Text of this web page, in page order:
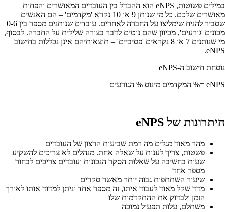
במילים פשוטות, eNPS הוא ההבדל בין העובדים המאושרים והפחות
מאושרים שלכם. כל מי שנותן 9 או 10 נקרא 'מקדמים' – הם האנשים
שסביר להניח שימליצו על החברה לאחרים. עובדים שנותנים מספר בין 0-6
מכונים 'גורעים', מכיוון שהם נוטים לדבר בצורה שלילית על החברה. לבסוף,
מי שנותנים 7 או 8 נקראים 'פסיביים' – תוצאותיהם אינן נכללות בחישוב
eNPS.
נוסחת חישוב ה-eNPS
eNPS =% המקדמים מינוס % הגורעים
היתרונות של eNPS‍
מהר מאוד מגלים מה רמת שביעות הרצון של העובדים ‍
פשטות, צריך לענות על שאלה אחת. מנהלים לא צריכים להשקיע
שעות בחשיבה על שאלות הסקר הנכונות ועובדים צריכים לבחור
מספר אחד
שיעור השתתפות גבוה יותר מאשר סקרים‍
מדד שקל מאוד לעבוד איתו‍, זה מספר אחד וניתן למדוד אותו לאורך
הזמן ולבדוק את ההתקדמות שלו
משתלם, עלות תפעול נמוכה ‍